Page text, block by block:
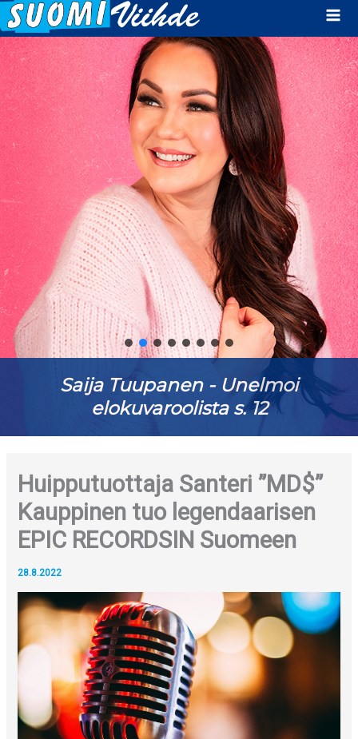
Saija Tuupanen - Unelmoi
elokuvaroolista s. 12
Huipputuottaja Santeri ”MD$”
Kauppinen tuo legendaarisen
EPIC RECORDSIN Suomeen
28.8.2022